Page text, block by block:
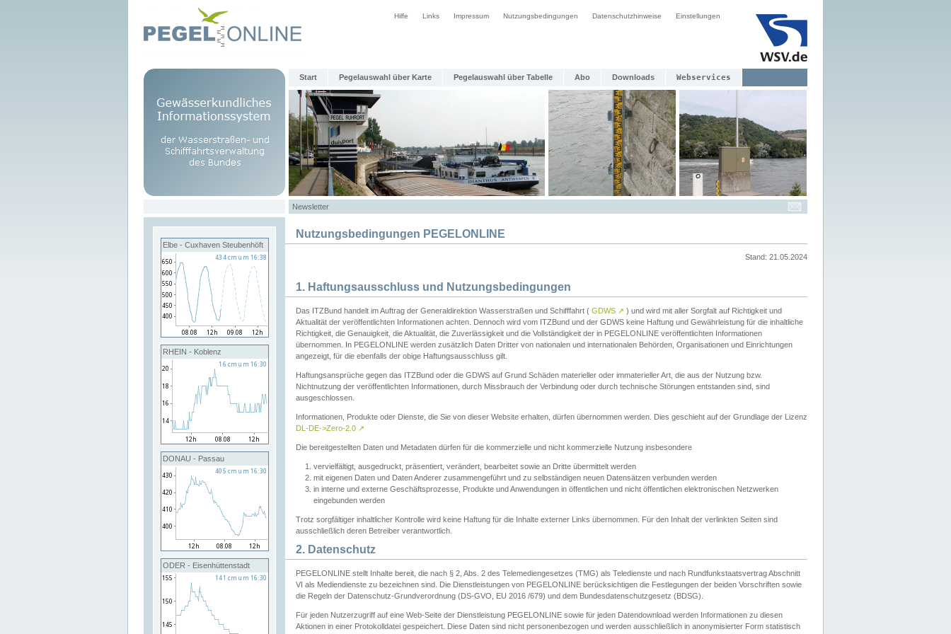
Hilfe Links Impressum Nutzungsbedingungen Datenschutzhinweise Einstellungen
Start Pegelauswahl über Karte Pegelauswahl über Tabelle Abo Downloads Webservices
Newsletter
Elbe - Cuxhaven Steubenhöft
RHEIN - Koblenz
DONAU - Passau
ODER - Eisenhüttenstadt
Nutzungsbedingungen PEGELONLINE
Stand: 21.05.2024
1. Haftungsausschluss und Nutzungsbedingungen
Das ITZBund handelt im Auftrag der Generaldirektion Wasserstraßen und Schifffahrt ( GDWS ↗ ) und wird mit aller Sorgfalt auf Richtigkeit und
Aktualität der veröffentlichten Informationen achten. Dennoch wird vom ITZBund und der GDWS keine Haftung und Gewährleistung für die inhaltliche
Richtigkeit, die Genauigkeit, die Aktualität, die Zuverlässigkeit und die Vollständigkeit der in PEGELONLINE veröffentlichten Informationen
übernommen. In PEGELONLINE werden zusätzlich Daten Dritter von nationalen und internationalen Behörden, Organisationen und Einrichtungen
angezeigt, für die ebenfalls der obige Haftungsausschluss gilt.
Haftungsansprüche gegen das ITZBund oder die GDWS auf Grund Schäden materieller oder immaterieller Art, die aus der Nutzung bzw.
Nichtnutzung der veröffentlichten Informationen, durch Missbrauch der Verbindung oder durch technische Störungen entstanden sind, sind
ausgeschlossen.
Informationen, Produkte oder Dienste, die Sie von dieser Website erhalten, dürfen übernommen werden. Dies geschieht auf der Grundlage der Lizenz
DL-DE->Zero-2.0 ↗
Die bereitgestellten Daten und Metadaten dürfen für die kommerzielle und nicht kommerzielle Nutzung insbesondere
vervielfältigt, ausgedruckt, präsentiert, verändert, bearbeitet sowie an Dritte übermittelt werden
mit eigenen Daten und Daten Anderer zusammengeführt und zu selbständigen neuen Datensätzen verbunden werden
in interne und externe Geschäftsprozesse, Produkte und Anwendungen in öffentlichen und nicht öffentlichen elektronischen Netzwerken
eingebunden werden
Trotz sorgfältiger inhaltlicher Kontrolle wird keine Haftung für die Inhalte externer Links übernommen. Für den Inhalt der verlinkten Seiten sind
ausschließlich deren Betreiber verantwortlich.
2. Datenschutz
PEGELONLINE stellt Inhalte bereit, die nach § 2, Abs. 2 des Telemediengesetzes (TMG) als Teledienste und nach Rundfunkstaatsvertrag Abschnitt
VI als Mediendienste zu bezeichnen sind. Die Dienstleistungen von PEGELONLINE berücksichtigen die Festlegungen der beiden Vorschriften sowie
die Regeln der Datenschutz-Grundverordnung (DS-GVO, EU 2016 /679) und dem Bundesdatenschutzgesetz (BDSG).
Für jeden Nutzerzugriff auf eine Web-Seite der Dienstleistung PEGELONLINE sowie für jeden Datendownload werden Informationen zu diesen
Aktionen in einer Protokolldatei gespeichert. Diese Daten sind nicht personenbezogen und werden ausschließlich in anonymisierter Form statistisch